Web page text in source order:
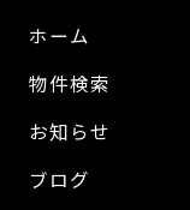
ホーム
物件検索
お知らせ
ブログ